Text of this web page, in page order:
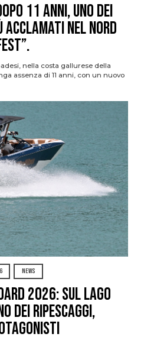
11 anni, uno dei
nel nord
nella costa gallurese della
assenza di 11 anni, con un nuovo
NEWS
2026: sul Lago
dei ripescaggi,